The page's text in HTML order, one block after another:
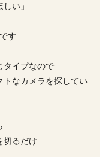
い」
す
タイプなので
トなカメラを探してい
切るだけ